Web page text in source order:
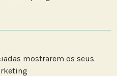
mostrarem os seus